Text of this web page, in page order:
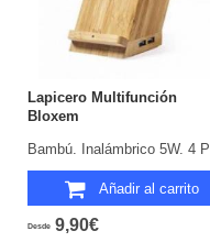
Lapicero Multifunción
Bloxem
Añadir al carrito
Desde 9,90€